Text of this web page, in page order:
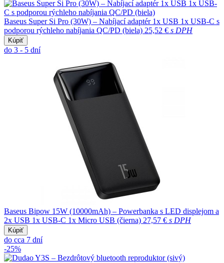
Baseus Super Si Pro (30W) – Nabíjací adaptér 1x USB 1x USB-C s
podporou rýchleho nabíjania QC/PD (biela) 25,52 € s DPH
Kúpiť
do 3 - 5 dní
Baseus Bipow 15W (10000mAh) – Powerbanka s LED displejom a
2x USB 1x USB-C 1x Micro USB (čierna) 27,57 € s DPH
Kúpiť
do cca 7 dní
-25%